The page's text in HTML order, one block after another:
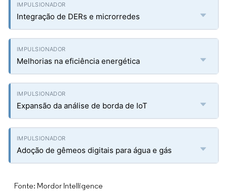
Integração de DERs e microrredes
Melhorias na eficiência energética
Expansão da análise de borda de IoT
Adoção de gêmeos digitais para água e gás
Fonte: Mordor Intelligence